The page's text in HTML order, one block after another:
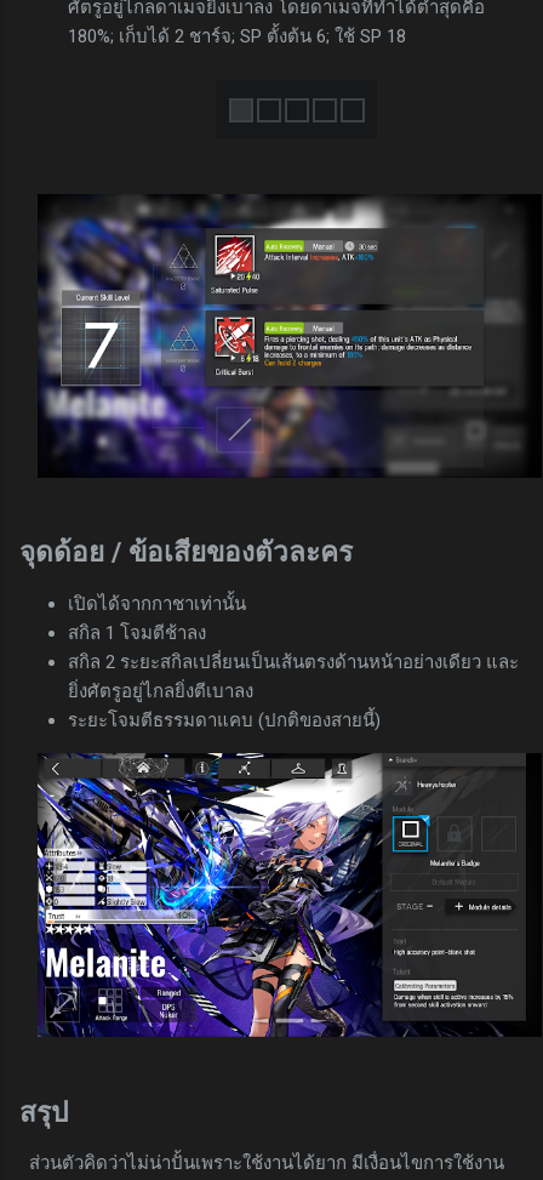
ศัตรูอยู่ไกลดาเมจยิ่งเบาลง โดยดาเมจที่ทำได้ต่ำสุดคือ
180%; เก็บได้ 2 ชาร์จ; SP ตั้งต้น 6; ใช้ SP 18
จุดด้อย / ข้อเสียของตัวละคร
เปิดได้จากกาชาเท่านั้น
สกิล 1 โจมตีช้าลง
สกิล 2 ระยะสกิลเปลี่ยนเป็นเส้นตรงด้านหน้าอย่างเดียว และ
ยิ่งศัตรูอยู่ไกลยิ่งตีเบาลง
ระยะโจมตีธรรมดาแคบ (ปกติของสายนี้)
สรุป
ส่วนตัวคิดว่าไม่น่าปั้นเพราะใช้งานได้ยาก มีเงื่อนไขการใช้งาน